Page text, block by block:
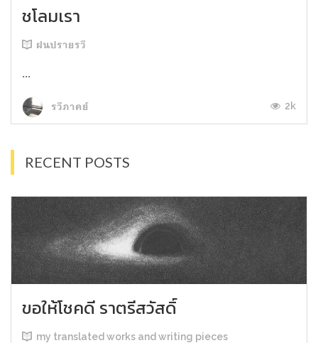
ชโลมเรา
ฝนปรายรวี
...
รวีภาคย์ 2k
RECENT POSTS
ขอให้โชคดี ราตรีสวัสดิ์
my translated works and writing pieces